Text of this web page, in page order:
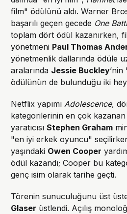
film" ödülünü aldı. Warner
başarılı geçen gecede One
toplam dört ödül kazanırken,
yönetmeni Paul Thomas
yönetmenlik dallarında ödüle
aralarında Jessie Buckley
ödülünün de bulunduğu iki
Netflix yapımı Adolescence,
kategorilerinin en çok
yaratıcısıStephen Graham
"en iyi erkek oyuncu"
yaşındaki Owen Cooper
ödül kazandı; Cooper bu
genç isim olarak tarihe geçti.
Törenin sunuculuğunu üst
Glaser üstlendi. Açılış